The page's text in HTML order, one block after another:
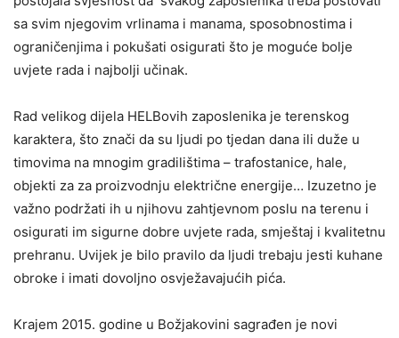
sa svim njegovim vrlinama i manama, sposobnostima i
ograničenjima i pokušati osigurati što je moguće bolje
uvjete rada i najbolji učinak.
Rad velikog dijela HELBovih zaposlenika je terenskog
karaktera, što znači da su ljudi po tjedan dana ili duže u
timovima na mnogim gradilištima – trafostanice, hale,
objekti za za proizvodnju električne energije… Izuzetno je
važno podržati ih u njihovu zahtjevnom poslu na terenu i
osigurati im sigurne dobre uvjete rada, smještaj i kvalitetnu
prehranu. Uvijek je bilo pravilo da ljudi trebaju jesti kuhane
obroke i imati dovoljno osvježavajućih pića.
Krajem 2015. godine u Božjakovini sagrađen je novi